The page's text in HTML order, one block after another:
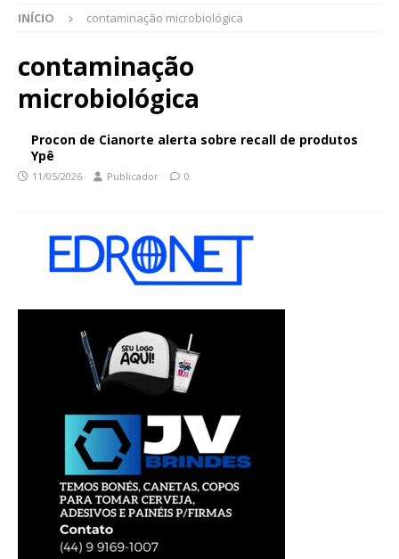
INÍCIO contaminação microbiológica
contaminação
microbiológica
Procon de Cianorte alerta sobre recall de produtos
Ypê
11/05/2026 Publicador 0